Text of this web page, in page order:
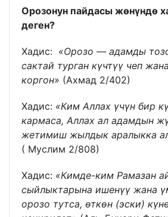
Орозонун пайдасы жөнүндө
деген?
Хадис: «Орозо — адамды
сактай турган күчтүү чеп жана
коргон» (Ахмад 2/402)
Хадис: «Ким Аллах үчүн бир
кармаса, Аллах ал адамдын
жетимиш жылдык аралыкка
( Муслим 2/808)
Хадис: «Кимде-ким Рамазан
сыйлыктарына ишенүү жана
орозо тутса, өткөн (эски)